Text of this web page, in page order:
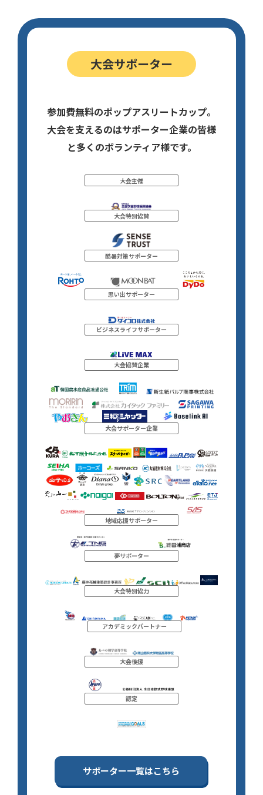
大会サポーター
参加費無料のポップアスリートカップ。
大会を支えるのはサポーター企業の皆様
と多くのボランティア様です。
大会主催
大会特別協賛
酷暑対策サポーター
思い出サポーター
ビジネスライフサポーター
大会協賛企業
大会サポーター企業
地域応援サポーター
夢サポーター
大会特別協力
アカデミックパートナー
大会後援
認定
サポーター一覧はこちら